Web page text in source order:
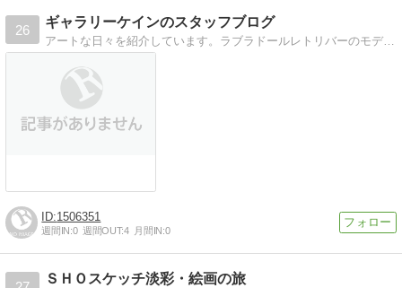
26
ギャラリーケインのスタッフブログ
アートな日々を紹介しています。ラブラドールレトリバーのモデルにした絵画やwebデザインを制作しています。
1506351
週間IN:0 週間OUT:4 月間IN:0
ＳＨＯスケッチ淡彩・絵画の旅